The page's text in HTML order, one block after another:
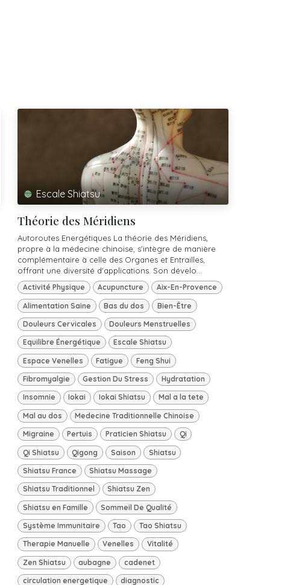
Escale Shiatsu
Théorie des Méridiens
Autoroutes Energétiques La théorie des Méridiens,
propre à la médecine chinoise, s'intègre de manière
complémentaire à celle des Organes et Entrailles,
offrant une diversité d'applications. Son dévelo...
Activité Physique Acupuncture Aix-En-Provence
Alimentation Saine Bas du dos Bien-Être
Douleurs Cervicales Douleurs Menstruelles
Equilibre Énergétique Escale Shiatsu
Espace Venelles Fatigue Feng Shui
Fibromyalgie Gestion Du Stress Hydratation
Insomnie Iokai Iokai Shiatsu Mal a la tete
Mal au dos Medecine Traditionnelle Chinoise
Migraine Pertuis Praticien Shiatsu Qi
Qi Shiatsu Qigong Saison Shiatsu
Shiatsu France Shiatsu Massage
Shiatsu Traditionnel Shiatsu Zen
Shiatsu en Famille Sommeil De Qualité
Système Immunitaire Tao Tao Shiatsu
Therapie Manuelle Venelles Vitalité
Zen Shiatsu aubagne cadenet
circulation energetique diagnostic